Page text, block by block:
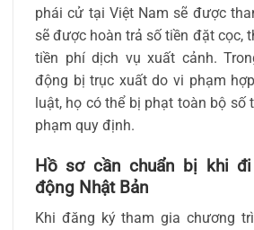
phái cử tại Việt Nam sẽ được
sẽ được hoàn trả số tiền đặt cọc,
tiền phí dịch vụ xuất cảnh.
động bị trục xuất do vi phạm
luật, họ có thể bị phạt toàn bộ số
phạm quy định.
Hồ sơ cần chuẩn bị khi
động Nhật Bản
Khi đăng ký tham gia chương